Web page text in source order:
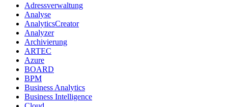
Adressverwaltung
Analyse
AnalyticsCreator
Analyzer
Archivierung
ARTEC
Azure
BOARD
BPM
Business Analytics
Business Intelligence